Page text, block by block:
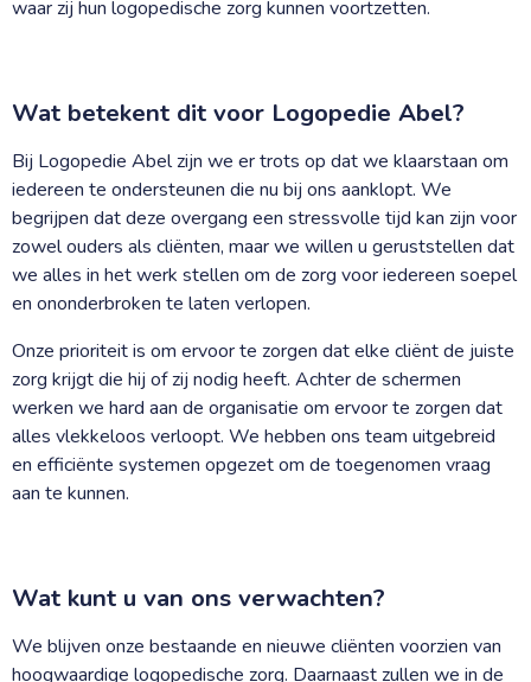
waar zij hun logopedische zorg kunnen voortzetten.
Wat betekent dit voor Logopedie Abel?
Bij Logopedie Abel zijn we er trots op dat we klaarstaan om
iedereen te ondersteunen die nu bij ons aanklopt. We
begrijpen dat deze overgang een stressvolle tijd kan zijn voor
zowel ouders als cliënten, maar we willen u geruststellen dat
we alles in het werk stellen om de zorg voor iedereen soepel
en ononderbroken te laten verlopen.
Onze prioriteit is om ervoor te zorgen dat elke cliënt de juiste
zorg krijgt die hij of zij nodig heeft. Achter de schermen
werken we hard aan de organisatie om ervoor te zorgen dat
alles vlekkeloos verloopt. We hebben ons team uitgebreid
en efficiënte systemen opgezet om de toegenomen vraag
aan te kunnen.
Wat kunt u van ons verwachten?
We blijven onze bestaande en nieuwe cliënten voorzien van
hoogwaardige logopedische zorg. Daarnaast zullen we in de